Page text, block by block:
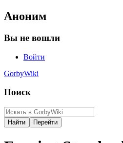
Аноним
Вы не вошли
Войти
GorbyWiki
Поиск